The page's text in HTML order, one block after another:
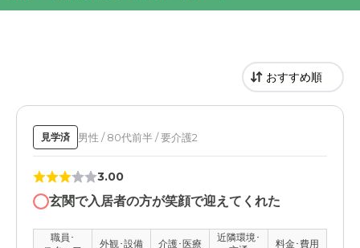
見学済 男性 / 80代前半 / 要介護2
3.00
玄関で入居者の方が笑顔で迎えてくれた
職員･
外観･設備 介護･医療
近隣環境･
料金･費用